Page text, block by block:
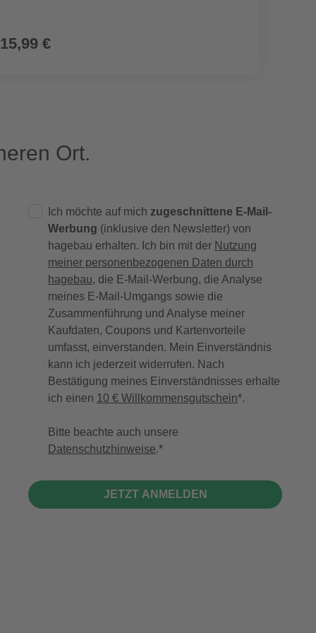
15,99 €
Ort.
Ich möchte auf mich zugeschnittene E-Mail-
Werbung (inklusive den Newsletter) von
hagebau erhalten. Ich bin mit der Nutzung
meiner personenbezogenen Daten durch
hagebau, die E-Mail-Werbung, die Analyse
meines E-Mail-Umgangs sowie die
Zusammenführung und Analyse meiner
Kaufdaten, Coupons und Kartenvorteile
umfasst, einverstanden. Mein Einverständnis
kann ich jederzeit widerrufen. Nach
Bestätigung meines Einverständnisses erhalte
ich einen 10 € Willkommensgutschein*.
Bitte beachte auch unsere
Datenschutzhinweise.
JETZT ANMELDEN